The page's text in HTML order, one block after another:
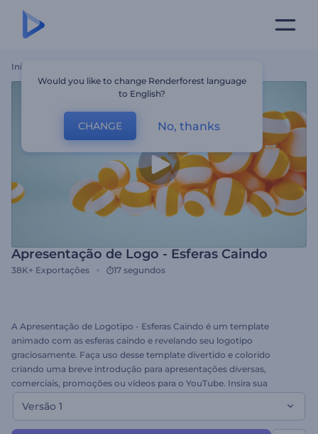
Início
Apresentação de Logo - Esferas Caindo
38K+ Exportações 17 segundos
A Apresentação de Logotipo - Esferas Caindo é um template
animado com as esferas caindo e revelando seu logotipo
graciosamente. Faça uso desse template divertido e colorido
criando uma breve introdução para apresentações diversas,
comerciais, promoções ou vídeos para o YouTube. Insira sua
imagem, adicione seu texto e deixe sua audiência admirada com
um design super criativo. Experimente grátis!
Versão 1
Would you like to change Renderforest language
to English?
CHANGE No, thanks